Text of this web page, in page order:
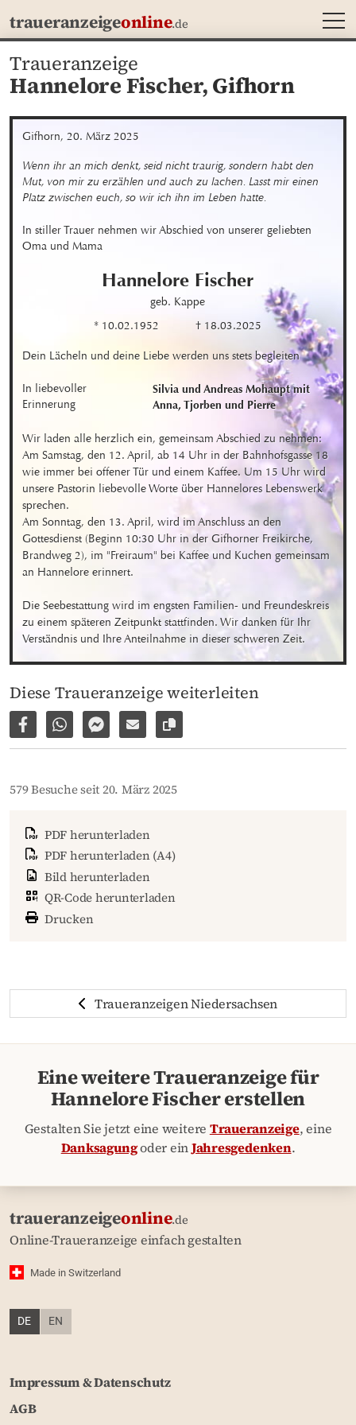
traueranzeigeonline.de
Traueranzeige
Hannelore Fischer,Gifhorn
Gifhorn, 20. März 2025
Wenn ihr an mich denkt, seid nicht traurig, sondern habt den
Mut, von mir zu erzählen und auch zu lachen. Lasst mir einen
Platz zwischen euch, so wir ich ihn im Leben hatte.
In stiller Trauer nehmen wir Abschied von unserer geliebten
Oma und Mama
Hannelore Fischer
geb. Kappe
* 10.02.1952
† 18.03.2025
Dein Lächeln und deine Liebe werden uns stets begleiten
In liebevoller
Erinnerung
Silvia und Andreas Mohaupt mit
Anna, Tjorben und Pierre
Wir laden alle herzlich ein, gemeinsam Abschied zu nehmen:
Am Samstag, den 12. April, ab 14 Uhr in der Bahnhofsgasse 18
wie immer bei offener Tür und einem Kaffee. Um 15 Uhr wird
unsere Pastorin liebevolle Worte über Hannelores Lebenswerk
sprechen.
Am Sonntag, den 13. April, wird im Anschluss an den
Gottesdienst (Beginn 10:30 Uhr in der Gifhorner Freikirche,
Brandweg 2), im "Freiraum" bei Kaffee und Kuchen gemeinsam
an Hannelore erinnert.
Die Seebestattung wird im engsten Familien- und Freundeskreis
zu einem späteren Zeitpunkt stattfinden. Wir danken für Ihr
Verständnis und Ihre Anteilnahme in dieser schweren Zeit.
Diese Traueranzeige weiterleiten
Auf Facebook teilen
Per WhatsApp weiterleiten
Per Facebook Messenger weiterleiten
Per E-Mail versenden
Link zur Seite kopieren
579 Besuche seit 20. März 2025
PDF herunterladen
PDF herunterladen (A4)
Bild herunterladen
QR-Code herunterladen
Drucken
Traueranzeigen Niedersachsen
Eine weitere Traueranzeige für
Hannelore Fischer erstellen
Gestalten Sie jetzt eine weitere Traueranzeige, eine
Danksagungoder einJahresgedenken.
traueranzeigeonline.de
Online-Traueranzeige einfach gestalten
Made in Switzerland
DE EN
Impressum & Datenschutz
AGB